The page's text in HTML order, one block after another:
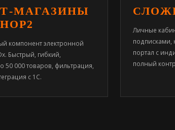
МАГАЗИНЫ
компонент электронной
Быстрый, гибкий,
000 товаров, фильтрация,
с 1С.
Личные
подписками,
портал с
полный